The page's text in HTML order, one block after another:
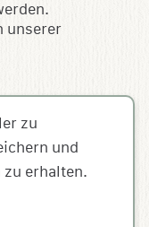
unserer
zu
und
erhalten.